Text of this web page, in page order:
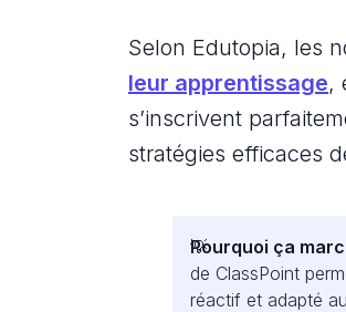
Selon Edutopia, les
leur apprentissage,
s’inscrivent
stratégies efficaces
Pourquoi ça
de ClassPoint
réactif et adapté